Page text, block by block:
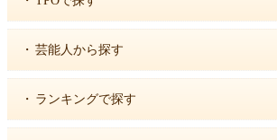
・ 芸能人から探す
・ ランキングで探す